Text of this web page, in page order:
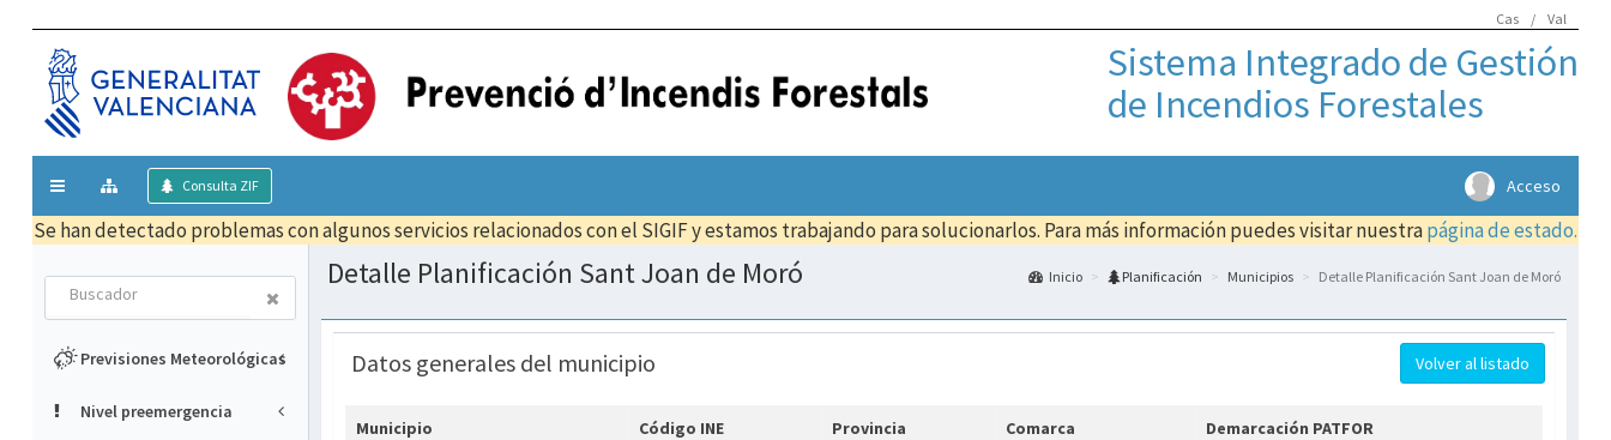
Val
/
Cas
Sistema Integrado de Gestión
de Incendios Forestales
Mostrar/ocultar
Acceso
Consulta ZIF
Se han detectado problemas con algunos servicios relacionados con el SIGIF y estamos trabajando para solucionarlos. Para más información puedes visitar nuestrapágina de estado.
Buscador
Previsiones Meteorológicas
Nivel preemergencia
Detalle Planificación Sant Joan de Moró Inicio Planificación Municipios Detalle Planificación Sant Joan de Moró
Datos generales del municipio Volver al listado
Municipio Código INE Provincia Comarca Demarcación PATFOR